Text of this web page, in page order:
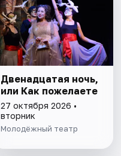
Двенадцатая ночь,
или Как пожелаете
27 октября 2026 •
вторник
Молодёжный театр